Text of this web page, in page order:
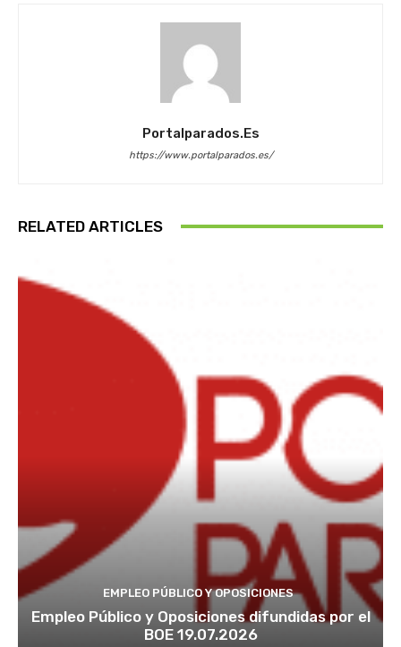
Portalparados.es
https://www.portalparados.es/
RELATED ARTICLES
EMPLEO PÚBLICO Y OPOSICIONES
Empleo Público y Oposiciones difundidas por el
BOE 19.07.2026